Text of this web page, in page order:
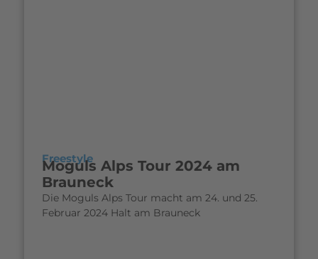
Freestyle
Moguls Alps Tour 2024 am
Brauneck
Die Moguls Alps Tour macht am 24. und 25.
Februar 2024 Halt am Brauneck